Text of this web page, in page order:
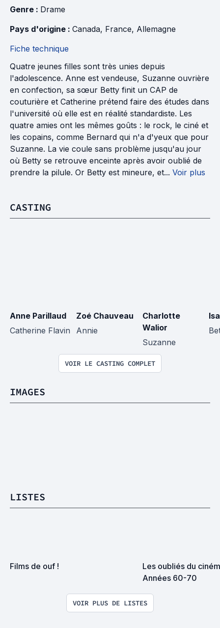
Genre : Drame
Pays d'origine : Canada, France, Allemagne
Fiche technique
Quatre jeunes filles sont très unies depuis
l'adolescence. Anne est vendeuse, Suzanne ouvrière
en confection, sa sœur Betty finit un CAP de
couturière et Catherine prétend faire des études dans
l'université où elle est en réalité standardiste. Les
quatre amies ont les mêmes goûts : le rock, le ciné et
les copains, comme Bernard qui n'a d'yeux que pour
Suzanne. La vie coule sans problème jusqu'au jour
où Betty se retrouve enceinte après avoir oublié de
prendre la pilule. Or Betty est mineure, et... Voir plus
CASTING
Anne Parillaud
Catherine Flavin
Zoé Chauveau
Annie
Charlotte
Walior
Suzanne
VOIR LE CASTING COMPLET
IMAGES
LISTES
Films de ouf !
Les oubliés du
Années 60-70
VOIR PLUS DE LISTES